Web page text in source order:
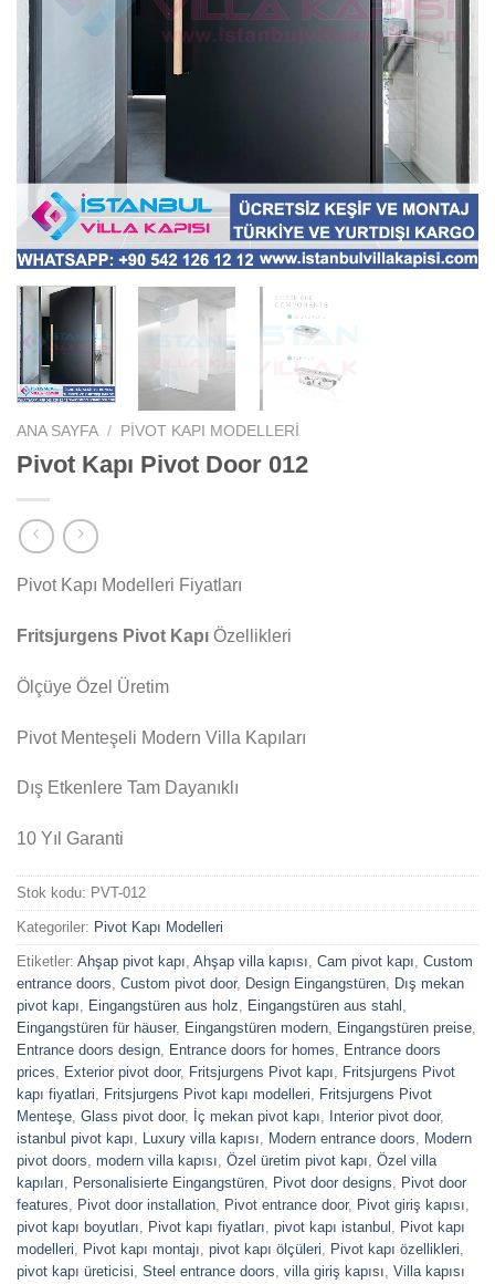
ANA SAYFA / PIVOT KAPI MODELLERI
Pivot Kapı Pivot Door 012
Pivot Kapı Modelleri Fiyatları
Fritsjurgens Pivot Kapı Özellikleri
Ölçüye Özel Üretim
Pivot Menteşeli Modern Villa Kapıları
Dış Etkenlere Tam Dayanıklı
10 Yıl Garanti
Stok kodu: PVT-012
Kategoriler: Pivot Kapı Modelleri
Etiketler: Ahşap pivot kapı Ahşap villa kapısı Cam pivot kapı Custom
entrance doors Custom pivot door, Design Eingangstüren
Dış mekan
pivot kapı
Eingangstüren aus holz Eingangstüren aus stahl
Eingangstüren für häuser, Eingangstüren modern Eingangstüren preise
Entrance doors design
Entrance doors for homes
Entrance doors
prices
Exterior pivot door, Fritsjurgens Pivot kapı
Fritsjurgens Pivot
kapı fiyatlari
Fritsjurgens Pivot kapı modelleri
Fritsjurgens Pivot
Menteşe Glass pivot door, İç mekan pivot kapı Interior pivot door,
istanbul pivot kapı
Luxury villa kapısı Modern entrance doors
Modern
pivot doors modern villa kapısı Özel üretim pivot kapı Özel villa
kapıları
Personalisierte Eingangstüren Pivot door designs
Pivot door
features
Pivot door installation Pivot entrance door, Pivot giriş kapısı
pivot kapı boyutları
Pivot kapı fiyatları pivot kapı istanbul
Pivot kapı
modelleri
Pivot kapı montajı pivot kapı ölçüleri Pivot kapı özellikleri
pivot kapı üreticisi Steel entrance doors villa giriş kapısı Villa kapısı